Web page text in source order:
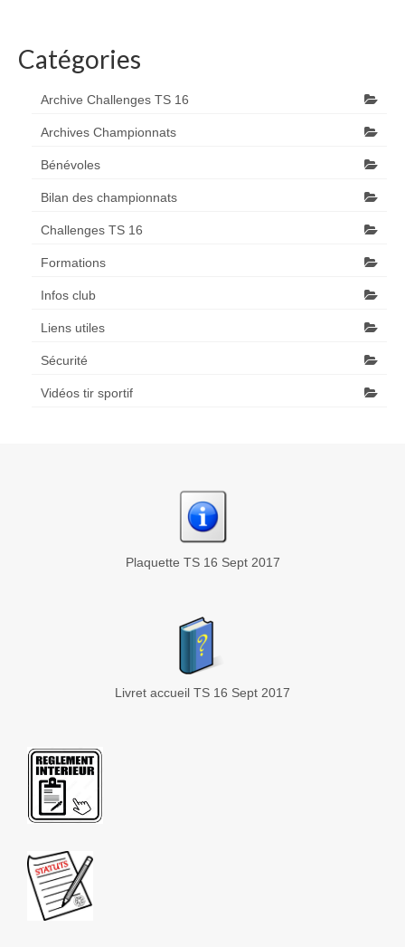
Catégories
Archive Challenges TS 16
Archives Championnats
Bénévoles
Bilan des championnats
Challenges TS 16
Formations
Infos club
Liens utiles
Sécurité
Vidéos tir sportif
Plaquette TS 16 Sept 2017
Livret accueil TS 16 Sept 2017